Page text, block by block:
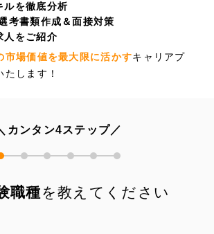
ルを徹底分析
考書類作成＆面接対策
人をご紹介
市場価値を最大限に活かすキャリアプ
たします！
カンタン4ステップ／
職種を教えてください